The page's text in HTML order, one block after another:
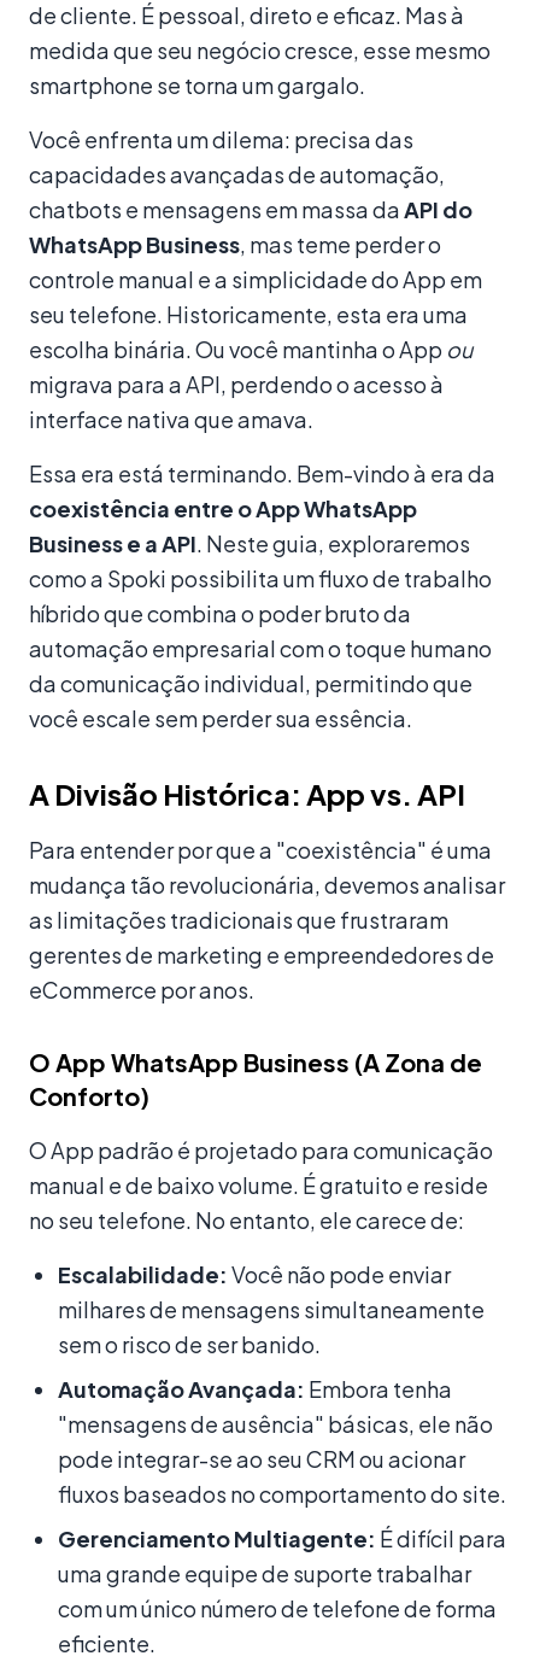
de cliente. É pessoal, direto e eficaz. Mas à
medida que seu negócio cresce, esse mesmo
smartphone se torna um gargalo.
Você enfrenta um dilema: precisa das
capacidades avançadas de automação,
chatbots e mensagens em massa daAPI do
WhatsApp Business, mas teme perder o
controle manual e a simplicidade do App em
seu telefone. Historicamente, esta era uma
escolha binária. Ou você mantinha o App ou
migrava para a API, perdendo o acesso à
interface nativa que amava.
Essa era está terminando. Bem-vindo à era da
coexistência entre o App WhatsApp
Business e a API. Neste guia, exploraremos
como a Spoki possibilita um fluxo de trabalho
híbrido que combina o poder bruto da
automação empresarial com o toque humano
da comunicação individual, permitindo que
você escale sem perder sua essência.
A Divisão Histórica: App vs. API
Para entender por que a "coexistência" é uma
mudança tão revolucionária, devemos analisar
as limitações tradicionais que frustraram
gerentes de marketing e empreendedores de
eCommerce por anos.
O App WhatsApp Business (A Zona de
Conforto)
O App padrão é projetado para comunicação
manual e de baixo volume. É gratuito e reside
no seu telefone. No entanto, ele carece de:
Escalabilidade: Você não pode enviar
milhares de mensagens simultaneamente
sem o risco de ser banido.
Automação Avançada: Embora tenha
"mensagens de ausência" básicas, ele não
pode integrar-se ao seu CRM ou acionar
fluxos baseados no comportamento do site.
Gerenciamento Multiagente: É difícil para
uma grande equipe de suporte trabalhar
com um único número de telefone de forma
eficiente.